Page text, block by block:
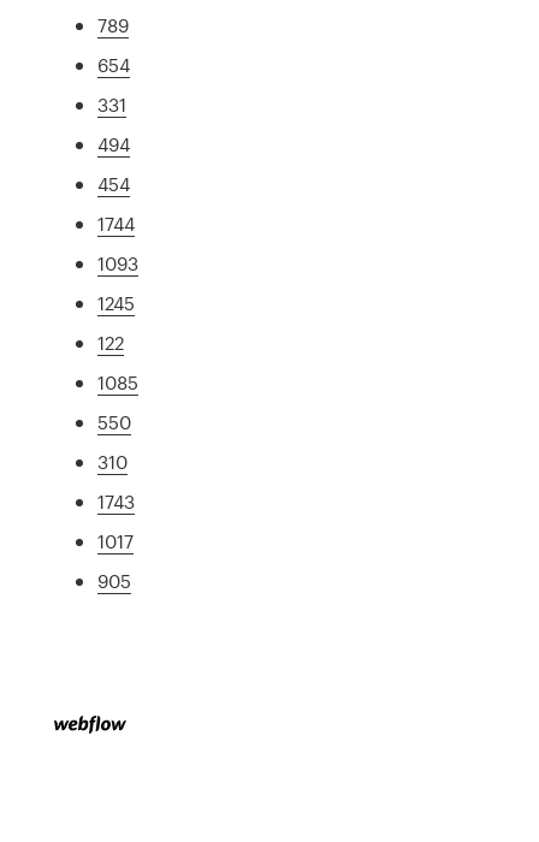
789
654
331
494
454
1744
1093
1245
122
1085
550
310
1743
1017
905